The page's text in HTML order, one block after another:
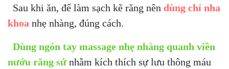
Sau khi ăn, để làm sạch kẽ răng nên dùng chỉ nha
khoa nhẹ nhàng, đúng cách.
Dùng ngón tay massage nhẹ nhàng quanh viền
nướu răng sứnhằm kích thích sự lưu thông máu